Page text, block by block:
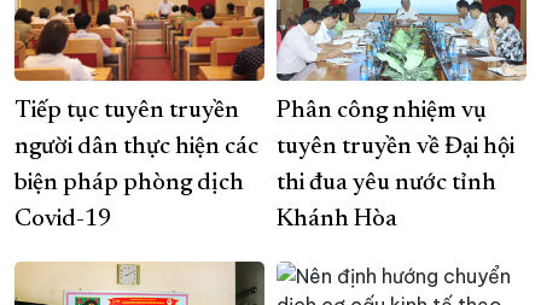
Tiếp tục tuyên truyền
người dân thực hiện các
biện pháp phòng dịch
Covid-19
Phân công nhiệm vụ
tuyên truyền về Đại hội
thi đua yêu nước tỉnh
Khánh Hòa